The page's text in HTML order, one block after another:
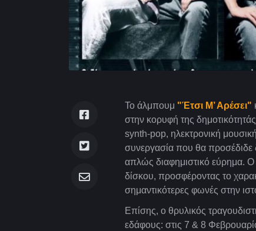
Το άλμπουμ "Έτσι Μ’ Αρέσει"
στην κορυφή της
synth-pop, ηλεκτρονική
συνεργασία που θα προσέδιδε
απλώς διαφημιστικό εύρημα. Ο
δίσκου, προσφέροντας το
σημαντικότερες φωνές στην
Επίσης, ο θρυλικός
εδάφους: στις 7 & 8